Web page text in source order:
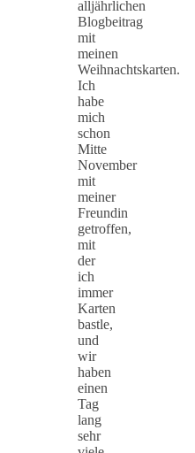
alljährlichen
Blogbeitrag
mit
meinen
Weihnachtskarten.
Ich
habe
mich
schon
Mitte
November
mit
meiner
Freundin
getroffen,
mit
der
ich
immer
Karten
bastle,
und
wir
haben
einen
Tag
lang
sehr